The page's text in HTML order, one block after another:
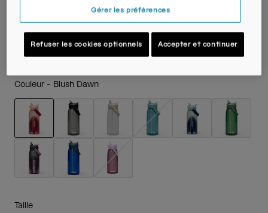
38668-F54-OS
24,99 €
Couleur - Blush Dawn
sélectionné
Taille
Gérer les préférences
Refuser les cookies optionnels Accepter et continuer